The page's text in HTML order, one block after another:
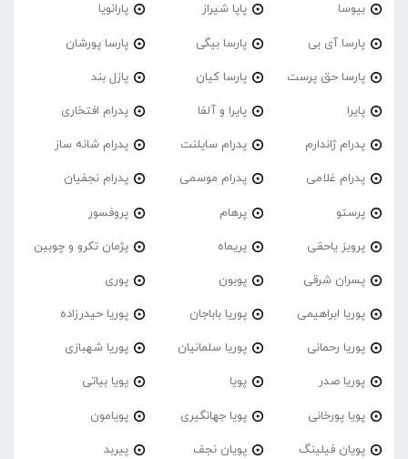
بیوسا پاپا شیراز پارانویا
پارسا آی بی پارسا بیگی پارسا پورشان
پارسا حق پرست پارسا کیان پازل بند
پایرا پایرا و آلفا پدرام افتخاری
پدرام ژاندارم پدرام‌ سایلنت پدرام شانه ساز
پدرام غلامی پدرام موسمی پدرام نجفیان
پرستو پرهام پروفسور
پرویز یاحقی پریماه پژمان تکرو و چوبین
پسران شرقی پوبون پوری
پوریا ابراهیمی پوریا باباجان پوریا حیدرزاده
پوریا رحمانی پوریا سلمانیان پوریا شهبازی
پوریا صدر پویا پویا بیاتی
پویا پورخانی پویا جهانگیری پویامون
پویان فیلینگ پویان نجف پیربد